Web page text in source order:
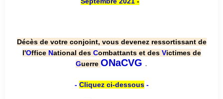
Décès de votre conjoint, vous devenez ressortissant de
l'Office National des Combattants et des Victimes de
Guerre ONaCVG .
- Cliquez ci-dessous-